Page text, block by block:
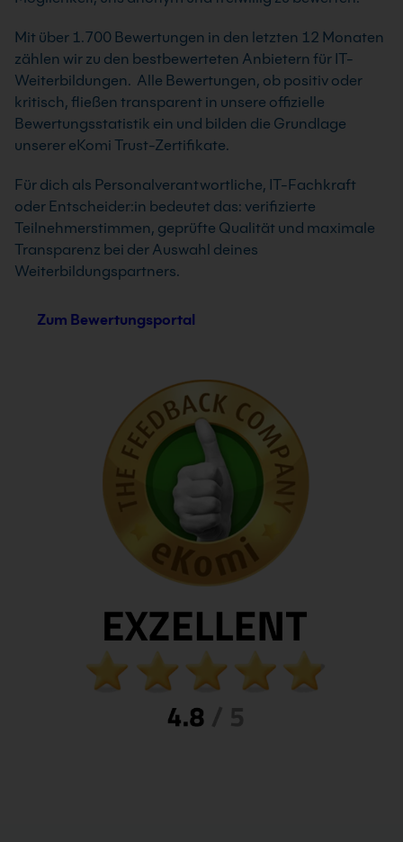
Mit über 1.700 Bewertungen in den letzten 12 Monaten
zählen wir zu den bestbewerteten Anbietern für IT-
Weiterbildungen. Alle Bewertungen, ob positiv oder
kritisch, fließen transparent in unsere offizielle
Bewertungsstatistik ein und bilden die Grundlage
unserer eKomi Trust-Zertifikate.
Für dich als Personalverantwortliche, IT-Fachkraft
oder Entscheider:in bedeutet das: verifizierte
Teilnehmerstimmen, geprüfte Qualität und maximale
Transparenz bei der Auswahl deines
Weiterbildungspartners.
Zum Bewertungsportal